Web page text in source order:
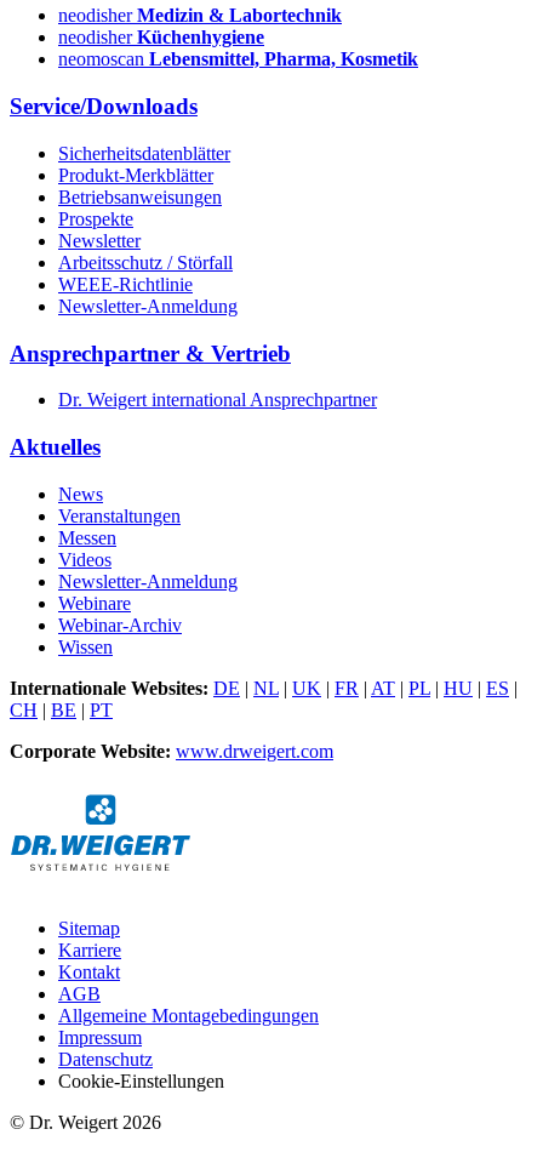
neodisherMedizin & Labortechnik
neodisherKüchenhygiene
neomoscan Lebensmittel, Pharma, Kosmetik
Service/Downloads
Sicherheitsdatenblätter
Produkt-Merkblätter
Betriebsanweisungen
Prospekte
Newsletter
Arbeitsschutz / Störfall
WEEE-Richtlinie
Newsletter-Anmeldung
Ansprechpartner & Vertrieb
Dr. Weigert international Ansprechpartner
Aktuelles
News
Veranstaltungen
Messen
Videos
Newsletter-Anmeldung
Webinare
Webinar-Archiv
Wissen
Internationale Websites: DE | NL | UK | FR | AT | PL | HU | ES |
CH | BE | PT
Corporate Website: www.drweigert.com
Sitemap
Karriere
Kontakt
AGB
Allgemeine Montagebedingungen
Impressum
Datenschutz
Cookie-Einstellungen
© Dr. Weigert 2026